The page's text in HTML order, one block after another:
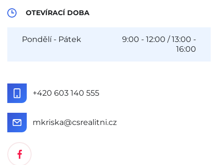
OTEVÍRACÍ DOBA
Pondělí - Pátek
9:00 - 12:00 / 13:00 -
16:00
+420 603 140 555
mkriska@csrealitni.cz